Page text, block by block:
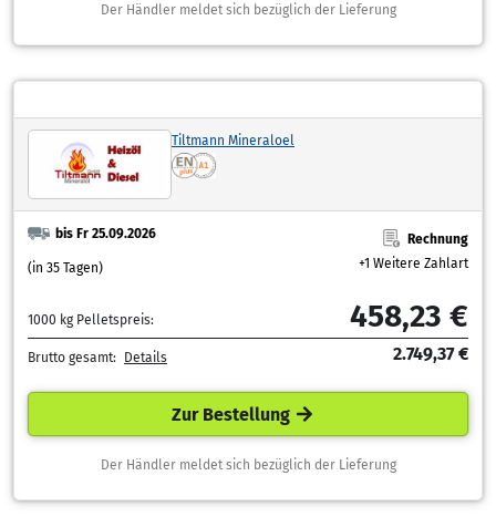
Der Händler meldet sich bezüglich der Lieferung
Tiltmann Mineraloel
bis Fr 25.09.2026
(in 35 Tagen)
Rechnung
+1 Weitere Zahlart
1000 kg Pelletspreis: 458,23 €
Brutto gesamt: Details 2.749,37 €
Zur Bestellung
Der Händler meldet sich bezüglich der Lieferung